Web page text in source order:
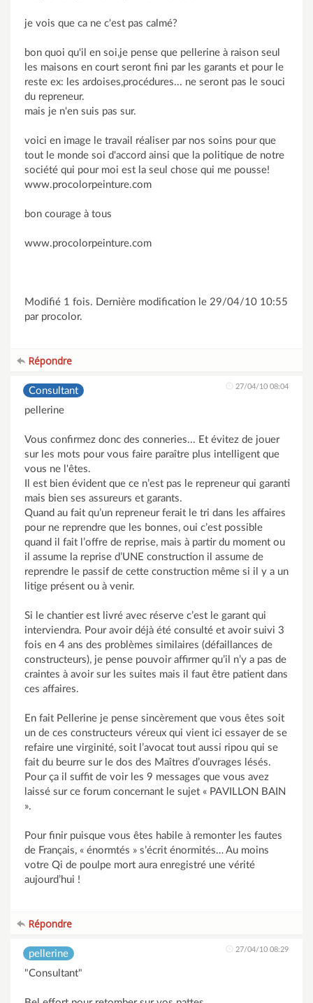
je vois que ca ne c'est pas calmé?
bon quoi qu'il en soi,je pense que pellerine à raison seul
les maisons en court seront fini par les garants et pour le
reste ex: les ardoises,procédures... ne seront pas le souci
du repreneur.
mais je n'en suis pas sur.
voici en image le travail réaliser par nos soins pour que
tout le monde soi d'accord ainsi que la politique de notre
société qui pour moi est la seul chose qui me pousse!
www.procolorpeinture.com
bon courage à tous
www.procolorpeinture.com
Modifié 1 fois. Dernière modification le 29/04/10 10:55
par procolor.
Répondre
Consultant 27/04/10 08:04
pellerine
Vous confirmez donc des conneries... Et évitez de jouer
sur les mots pour vous faire paraître plus intelligent que
vous ne l'êtes.
Il est bien évident que ce n’est pas le repreneur qui garanti
mais bien ses assureurs et garants.
Quand au fait qu’un repreneur ferait le tri dans les affaires
pour ne reprendre que les bonnes, oui c’est possible
quand il fait l’offre de reprise, mais à partir du moment ou
il assume la reprise d’UNE construction il assume de
reprendre le passif de cette construction même si il y a un
litige présent ou à venir.
Si le chantier est livré avec réserve c’est le garant qui
interviendra. Pour avoir déjà été consulté et avoir suivi 3
fois en 4 ans des problèmes similaires (défaillances de
constructeurs), je pense pouvoir affirmer qu’il n’y a pas de
craintes à avoir sur les suites mais il faut être patient dans
ces affaires.
En fait Pellerine je pense sincèrement que vous êtes soit
un de ces constructeurs véreux qui vient ici essayer de se
refaire une virginité, soit l’avocat tout aussi ripou qui se
fait du beurre sur le dos des Maîtres d’ouvrages lésés.
Pour ça il suffit de voir les 9 messages que vous avez
laissé sur ce forum concernant le sujet « PAVILLON BAIN
».
Pour finir puisque vous êtes habile à remonter les fautes
de Français, « énormtés » s’écrit énormités… Au moins
votre Qi de poulpe mort aura enregistré une vérité
aujourd’hui !
Répondre
pellerine 27/04/10 08:29
"Consultant"